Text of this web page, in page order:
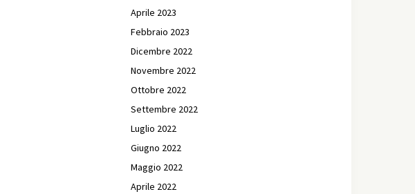
Aprile 2023
Febbraio 2023
Dicembre 2022
Novembre 2022
Ottobre 2022
Settembre 2022
Luglio 2022
Giugno 2022
Maggio 2022
Aprile 2022